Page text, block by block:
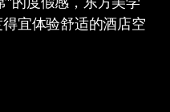
宜体验舒适的酒店空